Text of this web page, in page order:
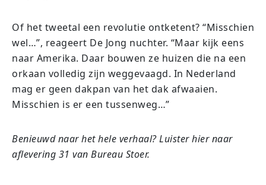
Of het tweetal een revolutie ontketent? “Misschien
wel…”, reageert De Jong nuchter. “Maar kijk eens
naar Amerika. Daar bouwen ze huizen die na een
orkaan volledig zijn weggevaagd. In Nederland
mag er geen dakpan van het dak afwaaien.
Misschien is er een tussenweg…”
Benieuwd naar het hele verhaal? Luister hier naar
aflevering 31 van Bureau Stoer.